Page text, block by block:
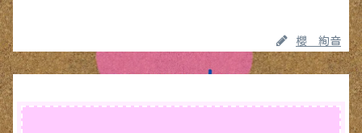
櫻 絢音